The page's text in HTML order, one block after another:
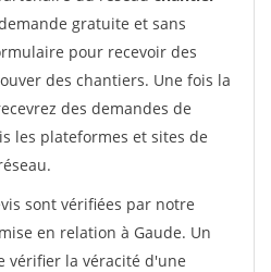
gratuite et sans
pour recevoir des
des chantiers. Une fois la
des demandes de
les plateformes et sites de
sont vérifiées par notre
en relation à Gaude. Un
vérifier la véracité d'une